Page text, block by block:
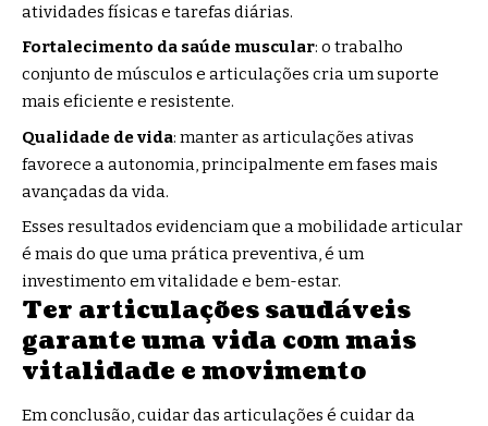
atividades físicas e tarefas diárias.
Fortalecimento da saúde muscular: o trabalho
conjunto de músculos e articulações cria um suporte
mais eficiente e resistente.
Qualidade de vida: manter as articulações ativas
favorece a autonomia, principalmente em fases mais
avançadas da vida.
Esses resultados evidenciam que a mobilidade articular
é mais do que uma prática preventiva, é um
investimento em vitalidade e bem-estar.
Ter articulações saudáveis
garante uma vida com mais
vitalidade e movimento
Em conclusão, cuidar das articulações é cuidar da